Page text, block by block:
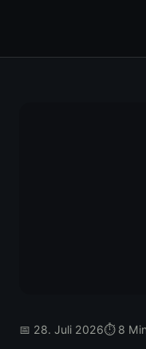
📅 28. Juli 2026⏱ 8